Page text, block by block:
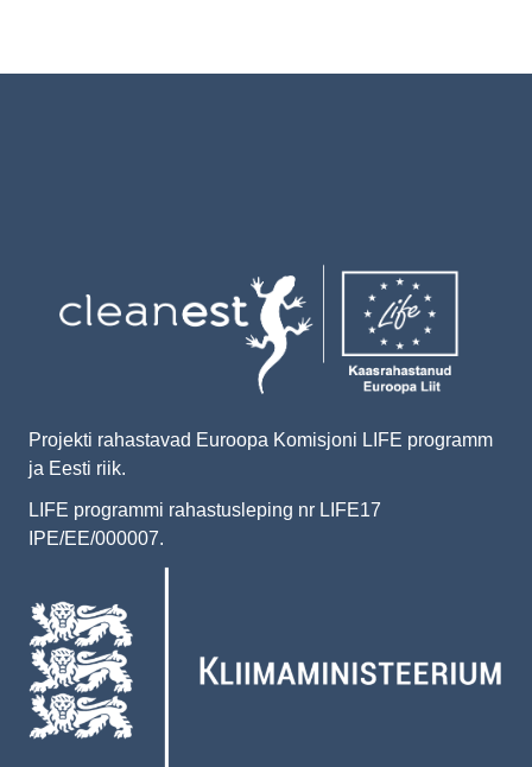
Projekti rahastavad Euroopa Komisjoni LIFE programm
ja Eesti riik.
LIFE programmi rahastusleping nr LIFE17
IPE/EE/000007.